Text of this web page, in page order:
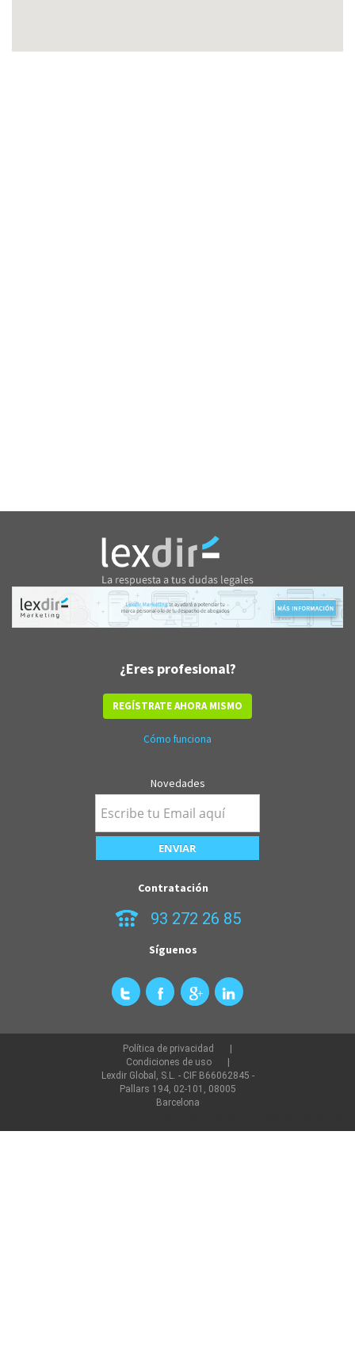
¿Eres profesional?
REGÍSTRATE AHORA MISMO
Cómo funciona
Novedades
Contratación
93 272 26 85
Síguenos
Política de privacidad
Condiciones de uso
Lexdir Global, S.L. - CIF B66062845 -
Pallars 194, 02-101, 08005
Barcelona